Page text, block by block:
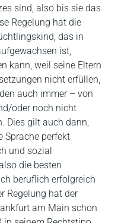
sind, also bis sie das
Regelung hat die
das in
ist,
kann, weil seine Eltern
nicht erfüllen,
auch immer – von
oder noch nicht
Dies gilt auch dann,
Sprache perfekt
und sozial
die besten
beruflich erfolgreich
Regelung hat der
am Main schon